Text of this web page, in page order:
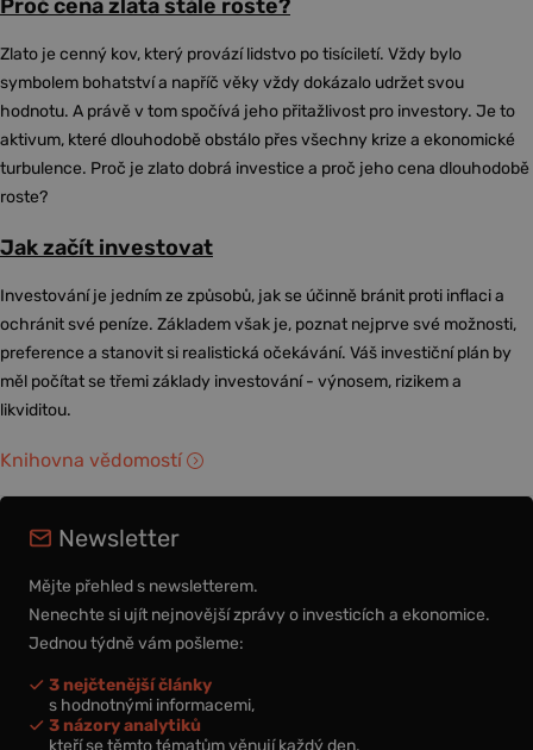
Proč cena zlata stále roste?
Zlato je cenný kov, který provází lidstvo po tisíciletí. Vždy bylo
symbolem bohatství a napříč věky vždy dokázalo udržet svou
hodnotu. A právě v tom spočívá jeho přitažlivost pro investory. Je to
aktivum, které dlouhodobě obstálo přes všechny krize a ekonomické
turbulence. Proč je zlato dobrá investice a proč jeho cena dlouhodobě
roste?
Jak začít investovat
Investování je jedním ze způsobů, jak se účinně bránit proti inflaci a
ochránit své peníze. Základem však je, poznat nejprve své možnosti,
preference a stanovit si realistická očekávání. Váš investiční plán by
měl počítat se třemi základy investování - výnosem, rizikem a
likviditou.
Knihovna vědomostí
Newsletter
Mějte přehled s newsletterem.
Nenechte si ujít nejnovější zprávy o investicích a ekonomice.
Jednou týdně vám pošleme:
3 nejčtenější články
s hodnotnými informacemi,
3 názory analytiků
kteří se těmto tématům věnují každý den,